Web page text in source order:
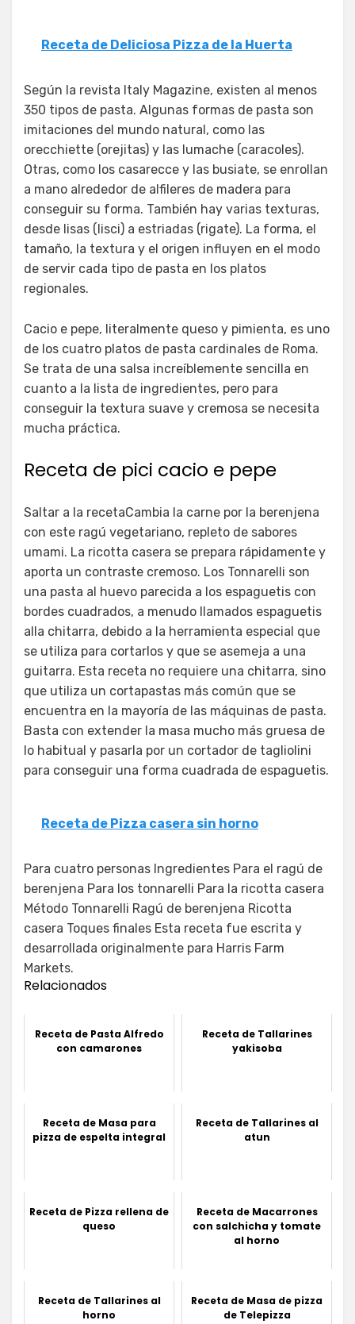
Receta de Deliciosa Pizza de la Huerta
Según la revista Italy Magazine, existen al menos
350 tipos de pasta. Algunas formas de pasta son
imitaciones del mundo natural, como las
orecchiette (orejitas) y las lumache (caracoles).
Otras, como los casarecce y las busiate, se enrollan
a mano alrededor de alfileres de madera para
conseguir su forma. También hay varias texturas,
desde lisas (lisci) a estriadas (rigate). La forma, el
tamaño, la textura y el origen influyen en el modo
de servir cada tipo de pasta en los platos
regionales.
Cacio e pepe, literalmente queso y pimienta, es uno
de los cuatro platos de pasta cardinales de Roma.
Se trata de una salsa increíblemente sencilla en
cuanto a la lista de ingredientes, pero para
conseguir la textura suave y cremosa se necesita
mucha práctica.
Receta de pici cacio e pepe
Saltar a la recetaCambia la carne por la berenjena
con este ragú vegetariano, repleto de sabores
umami. La ricotta casera se prepara rápidamente y
aporta un contraste cremoso. Los Tonnarelli son
una pasta al huevo parecida a los espaguetis con
bordes cuadrados, a menudo llamados espaguetis
alla chitarra, debido a la herramienta especial que
se utiliza para cortarlos y que se asemeja a una
guitarra. Esta receta no requiere una chitarra, sino
que utiliza un cortapastas más común que se
encuentra en la mayoría de las máquinas de pasta.
Basta con extender la masa mucho más gruesa de
lo habitual y pasarla por un cortador de tagliolini
para conseguir una forma cuadrada de espaguetis.
Receta de Pizza casera sin horno
Para cuatro personas Ingredientes Para el ragú de
berenjena Para los tonnarelli Para la ricotta casera
Método Tonnarelli Ragú de berenjena Ricotta
casera Toques finales Esta receta fue escrita y
desarrollada originalmente para Harris Farm
Markets.
Relacionados
Receta de Pasta Alfredo
con camarones
Receta de Tallarines
yakisoba
Receta de Masa para
pizza de espelta integral
Receta de Tallarines al
atun
Receta de Pizza rellena de
queso
Receta de Macarrones
con salchicha y tomate
al horno
Receta de Tallarines al
horno
Receta de Masa de pizza
de Telepizza